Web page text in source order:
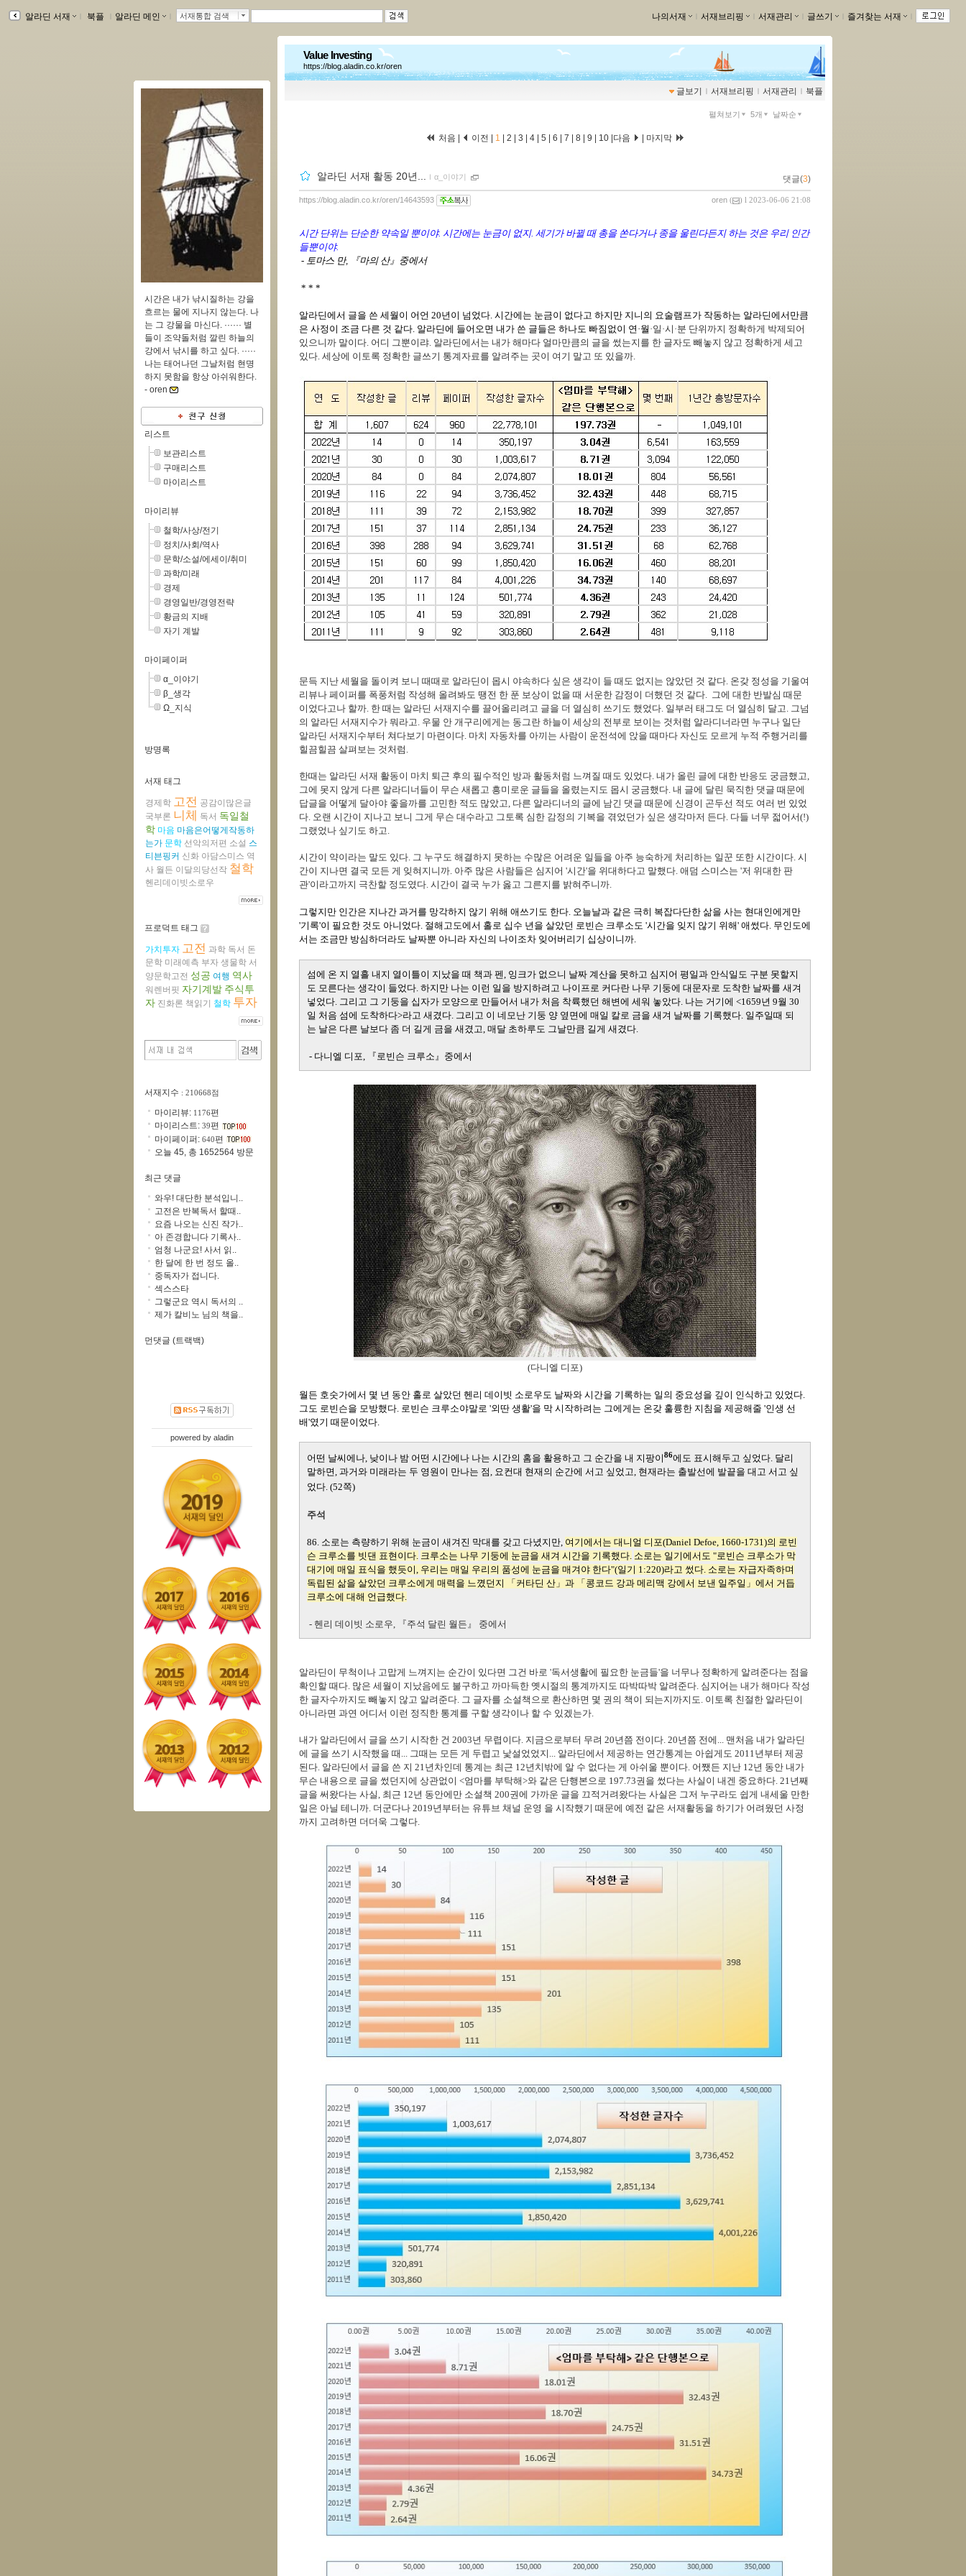
알라딘 서재 북플 알라딘 메인 서재통합 검색 나의서재 서재브리핑 서재관리 글쓰기 즐겨찾는 서재
Value Investing
https://blog.aladin.co.kr/oren
글보기 ｌ 서재브리핑 ｌ 서재관리 ｌ 북플
펼쳐보기 5개 날짜순
처음 | 이전 | 1 2 3 4 5 6 7 8 9 10 다음 마지막
알라딘 서재 활동 20년... ｌ α_이야기 댓글(3)
oren ( ) l 2023-06-06 21:08
https://blog.aladin.co.kr/oren/14643593
시간 단위는 단순한 약속일 뿐이야. 시간에는 눈금이 없지. 세기가 바뀔 때 총을 쏜다거나 종을 울린다든지 하는 것은 우리 인간
들뿐이야.
- 토마스 만, 『마의 산』중에서
* * *
알라딘에서 글을 쓴 세월이 어언 20년이 넘었다. 시간에는 눈금이 없다고 하지만 지니의 요술램프가 작동하는 알라딘에서만큼
은 사정이 조금 다른 것 같다. 알라딘에 들어오면 내가 쓴 글들은 하나도 빠짐없이 연·월 ·일 ·시 ·분 단위까지 정확하게 박제되어
있으니까 말이다. 어디 그뿐이랴. 알라딘에서는 내가 해마다 얼마만큼의 글을 썼는지를 한 글자도 빼놓지 않고 정확하게 세고
있다. 세상에 이토록 정확한 글쓰기 통계자료를 알려주는 곳이 여기 말고 또 있을까.
문득 지난 세월을 돌이켜 보니 때때로 알라딘이 몹시 야속하다 싶은 생각이 들 때도 없지는 않았던 것 같다. 온갖 정성을 기울여
리뷰나 페이퍼를 폭풍처럼 작성해 올려봐도 땡전 한 푼 보상이 없을 때 서운한 감정이 더했던 것 같다. 그에 대한 반발심 때문
이었다고나 할까. 한 때는 알라딘 서재지수를 끌어올리려고 글을 더 열심히 쓰기도 했었다. 일부러 태그도 더 열심히 달고. 그넘
의 알라딘 서재지수가 뭐라고. 우물 안 개구리에게는 동그란 하늘이 세상의 전부로 보이는 것처럼 알라디너라면 누구나 일단
알라딘 서재지수부터 쳐다보기 마련이다. 마치 자동차를 아끼는 사람이 운전석에 앉을 때마다 자신도 모르게 누적 주행거리를
힐끔힐끔 살펴보는 것처럼.
한때는 알라딘 서재 활동이 마치 퇴근 후의 필수적인 방과 활동처럼 느껴질 때도 있었다. 내가 올린 글에 대한 반응도 궁금했고,
그에 못지 않게 다른 알라디너들이 무슨 새롭고 흥미로운 글들을 올렸는지도 몹시 궁금했다. 내 글에 달린 묵직한 댓글 때문에
답글을 어떻게 달아야 좋을까를 고민한 적도 많았고, 다른 알라디너의 글에 남긴 댓글 때문에 신경이 곤두선 적도 여러 번 있었
다. 오랜 시간이 지나고 보니 그게 무슨 대수라고 그토록 심한 감정의 기복을 겪었던가 싶은 생각마저 든다. 다들 너무 젋어서(!)
그랬었나 싶기도 하고.
시간이 약이라는 말도 있다. 그 누구도 해결하지 못하는 수많은 어려운 일들을 아주 능숙하게 처리하는 일꾼 또한 시간이다. 시
간이 지나면 결국 모든 게 잊혀지니까. 아주 많은 사람들은 심지어 '시간'을 위대하다고 말했다. 애덤 스미스는 '저 위대한 판
관'이라고까지 극찬할 정도였다. 시간이 결국 누가 옳고 그른지를 밝혀주니까.
그렇지만 인간은 지나간 과거를 망각하지 않기 위해 애쓰기도 한다. 오늘날과 같은 극히 복잡다단한 삶을 사는 현대인에게만
'기록'이 필요한 것도 아니었다. 절해고도에서 홀로 십수 년을 살았던 로빈슨 크루소도 '시간을 잊지 않기 위해' 애썼다. 무인도에
서는 조금만 방심하더라도 날짜뿐 아니라 자신의 나이조차 잊어버리기 십상이니까.
섬에 온 지 열흘 내지 열이틀이 지났을 때 책과 펜, 잉크가 없으니 날짜 계산을 못하고 심지어 평일과 안식일도 구분 못할지
도 모른다는 생각이 들었다. 하지만 나는 이런 일을 방지하려고 나이프로 커다란 나무 기둥에 대문자로 도착한 날짜를 새겨
넣었다. 그리고 그 기둥을 십자가 모양으로 만들어서 내가 처음 착륙했던 해변에 세워 놓았다. 나는 거기에 <1659년 9월 30
일 처음 섬에 도착하다>라고 새겼다. 그리고 이 네모난 기둥 양 옆면에 매일 칼로 금을 새겨 날짜를 기록했다. 일주일때 되
는 날은 다른 날보다 좀 더 길게 금을 새겼고, 매달 초하루도 그날만큼 길게 새겼다.
- 다니엘 디포, 『로빈슨 크루소』중에서
(다니엘 디포)
월든 호숫가에서 몇 년 동안 홀로 살았던 헨리 데이빗 소로우도 날짜와 시간을 기록하는 일의 중요성을 깊이 인식하고 있었다.
그도 로빈슨을 모방했다. 로빈슨 크루소야말로 '외딴 생활'을 막 시작하려는 그에게는 온갖 훌륭한 지침을 제공해줄 '인생 선
배'였기 때문이었다.
어떤 날씨에나, 낮이나 밤 어떤 시간에나 나는 시간의 홈을 활용하고 그 순간을 내 지팡이86에도 표시해두고 싶었다. 달리
말하면, 과거와 미래라는 두 영원이 만나는 점, 요컨대 현재의 순간에 서고 싶었고, 현재라는 출발선에 발끝을 대고 서고 싶
었다. (52쪽)
주석
86. 소로는 측량하기 위해 눈금이 새겨진 막대를 갖고 다녔지만, 여기에서는 대니얼 디포(Daniel Defoe, 1660-1731)의 로빈
슨 크루소를 빗댄 표현이다. 크루소는 나무 기둥에 눈금을 새겨 시간을 기록했다. 소로는 일기에서도 "로빈슨 크루소가 막
대기에 매일 표식을 했듯이, 우리는 매일 우리의 품성에 눈금을 매겨야 한다"(일기 1:220)라고 썼다. 소로는 자급자족하며
독립된 삶을 살았던 크루소에게 매력을 느꼈던지 「커타딘 산」과 「콩코드 강과 메리맥 강에서 보낸 일주일」에서 거듭
크루소에 대해 언급했다.
- 헨리 데이빗 소로우, 『주석 달린 월든』 중에서
알라딘이 무척이나 고맙게 느껴지는 순간이 있다면 그건 바로 '독서생활에 필요한 눈금들'을 너무나 정확하게 알려준다는 점을
확인할 때다. 많은 세월이 지났음에도 불구하고 까마득한 옛시절의 통계까지도 따박따박 알려준다. 심지어는 내가 해마다 작성
한 글자수까지도 빼놓지 않고 알려준다. 그 글자를 소설책으로 환산하면 몇 권의 책이 되는지까지도. 이토록 친절한 알라딘이
아니라면 과연 어디서 이런 정직한 통계를 구할 생각이나 할 수 있겠는가.
내가 알라딘에서 글을 쓰기 시작한 건 2003년 무렵이다. 지금으로부터 무려 20년쯤 전이다. 20년쯤 전에... 맨처음 내가 알라딘
에 글을 쓰기 시작했을 때...
그때는 모든 게 두렵고 낯설었었지... 알라딘에서 제공하는 연간통계는 아쉽게도 2011년부터 제공
된다. 알라딘에서 글을 쓴 지 21년차인데 통계는 최근 12년치밖에 알 수 없다는 게 아쉬울 뿐이다. 어쨌든 지난 12년 동안 내가
무슨 내용으로 글을 썼던지에 상관없이 <엄마를 부탁해>와 같은 단행본으로 197.73권을 썼다는 사실이 내겐 중요하다. 21년째
글을 써왔다는 사실, 최근 12년 동안에만 소설책 200권에 가까운 글을 끄적거려왔다는 사실은 그저 누구라도 쉽게 내세울 만한
일은 아닐 테니까. 더군다나 2019년부터는 유튜브 채널 운영 을 시작했기 때문에 예전 같은 서재활동을 하기가 어려웠던 사정
까지 고려하면 더더욱 그렇다.
시간은 내가 낚시질하는 강을
흐르는 물에 지나지 않는다. 나
는 그 강물을 마신다. ······ 별
들이 조약돌처럼 깔린 하늘의
강에서 낚시를 하고 싶다. ·····
나는 태어나던 그날처럼 현명
하지 못함을 항상 아쉬워한다.
- oren
리스트
보관리스트
구매리스트
마이리스트
마이리뷰
철학/사상/전기
정치/사회/역사
문학/소설/에세이/취미
과학/미래
경제
경영일반/경영전략
황금의 지배
자기 계발
마이페이퍼
α_이야기
β_생각
Ω_지식
방명록
서재 태그
경제학 고전 공감이많은글
국부론 니체 독서 독일철
학 마음 마음은어떻게작동하
는가 문학 선악의저편 소설 스
티븐핑커 신화 아담스미스 역
사 월든 이달의당선작 철학
헨리데이빗소로우
프로덕트 태그
가치투자 고전 과학 독서 돈
문학 미래예측 부자 생물학 서
양문학고전 성공 여행 역사
워렌버핏 자기계발 주식투
자 진화론 책읽기 철학 투자
서재지수 : 210668점
마이리뷰: 1176편
마이리스트: 39편
마이페이퍼: 640편
오늘 45, 총 1652564 방문
최근 댓글
와우! 대단한 분석입니..
고전은 반복독서 할때..
요즘 나오는 신진 작가..
아 존경합니다 기록사..
엄청 나군요! 사서 읽..
한 달에 한 번 정도 올..
중독자가 접니다.
섹스스타
그렇군요 역시 독서의 ..
제가 칼비노 님의 책을..
먼댓글 (트랙백)
powered by aladin